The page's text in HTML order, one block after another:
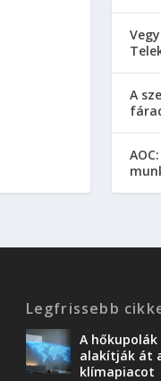
A
Legfrissebb
A
alakítják át
klímapiacot